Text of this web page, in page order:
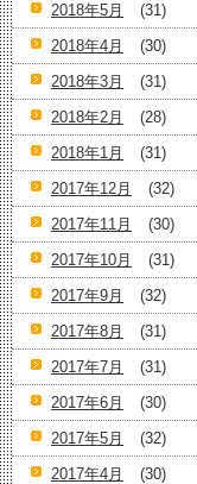
2018年5月
(31)
2018年4月
(30)
2018年3月
(31)
2018年2月
(28)
2018年1月
(31)
2017年12月
(32)
2017年11月
(30)
2017年10月
(31)
2017年9月
(32)
2017年8月
(31)
2017年7月
(31)
2017年6月
(30)
2017年5月
(32)
2017年4月
(30)